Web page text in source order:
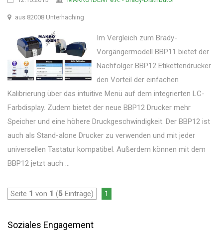
aus 82008 Unterhaching
Im Vergleich zum Brady-
Vorgängermodell BBP11 bietet der
Nachfolger BBP12 Etikettendrucker
den Vorteil der einfachen
Kalibrierung über das intuitive Menü auf dem integrierten LC-
Farbdisplay. Zudem bietet der neue BBP12 Drucker mehr
Speicher und eine höhere Druckgeschwindigkeit. Der BBP12 ist
auch als Stand-alone Drucker zu verwenden und mit jeder
universellen Tastatur kompatibel. Außerdem können mit dem
BBP12 jetzt auch ...
Seite 1 von 1 (5 Einträge) 1
Soziales Engagement